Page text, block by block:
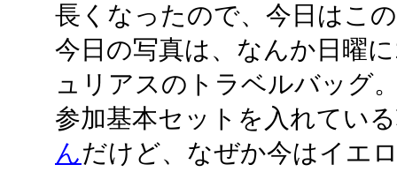
長くなったので、今日はこ
今日の写真は、なんか日曜
ュリアスのトラベルバッグ
参加基本セットを入れてい
んだけど、なぜか今はイエ